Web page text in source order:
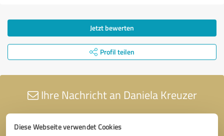
Diese Webseite verwendet Cookies
Jetzt bewerten
Profil teilen
Ihre Nachricht an Daniela Kreuzer